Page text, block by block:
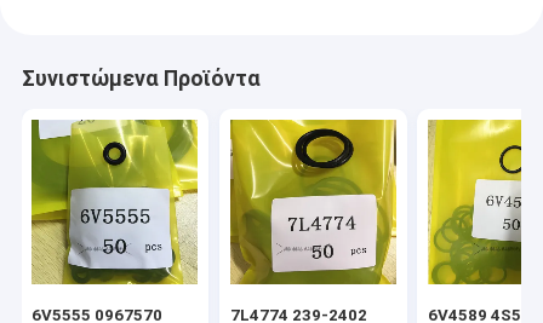
Συνιστώμενα Προϊόντα
6V5555 0967570 7L4774 239-2402 6V4589